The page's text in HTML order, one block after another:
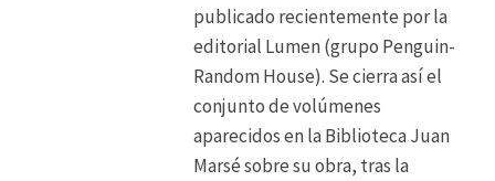
publicado recientemente por la
editorial Lumen (grupo Penguin-
Random House). Se cierra así el
conjunto de volúmenes
aparecidos en la Biblioteca Juan
Marsé sobre su obra, tras la